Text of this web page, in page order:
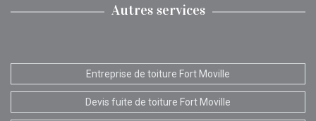
Autres services
Entreprise de toiture Fort Moville
Devis fuite de toiture Fort Moville